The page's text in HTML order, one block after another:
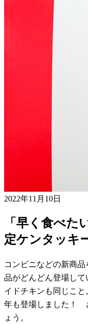
2022年11月10日
「早く食べた
定ケンタッキ
コンビニなどの新商
品がどんどん登場し
イドチキンも同じこ
年も登場しました！
ょう。